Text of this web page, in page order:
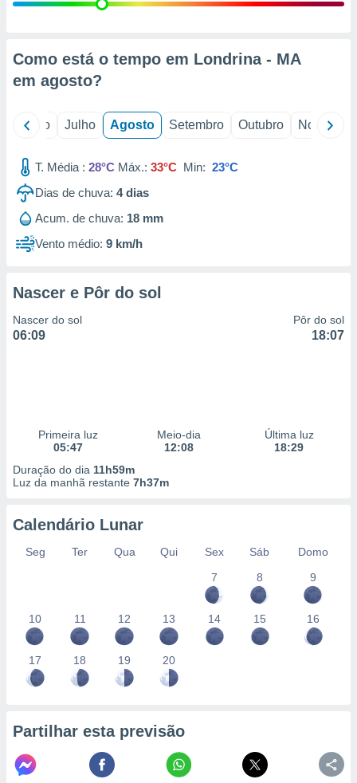
estudos
1199
Como está o tempo em Londrina - MA
em agosto?
Junho Julho Agosto Setembro Outubro Novembro
T. Média : 28°C Máx.: 33°C Min: 23°C
Dias de chuva: 4dias
Acum. de chuva: 18 mm
Vento médio: 9 km/h
Nascer e Pôr do sol
Nascer do sol
06:09
Pôr do sol
18:07
Primeira luz
05:47
Meio-dia
12:08
Última luz
18:29
Duração do dia 11h59m
Luz da manhã restante 7h37m
Calendário Lunar
Seg Ter Qua Qui Sex Sáb
Domo
7
8 9
10 11 12 13 14 15 16
17 18 19 20
Partilhar esta previsão